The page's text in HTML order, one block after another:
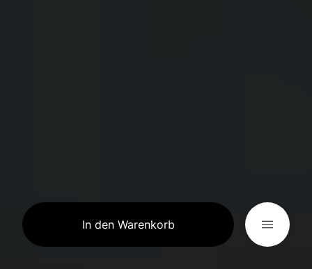
In den Warenkorb